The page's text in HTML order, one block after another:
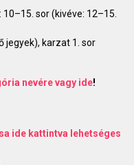
sor (kivéve: 12–15.
jegyek), karzat 1. sor
nevére vagy ide!
ide kattintva lehetséges